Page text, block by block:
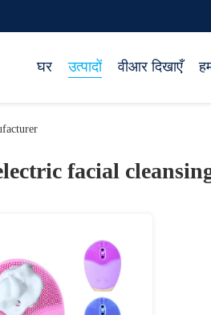
घर उत्पादों वीआर दिखाएँ
facial